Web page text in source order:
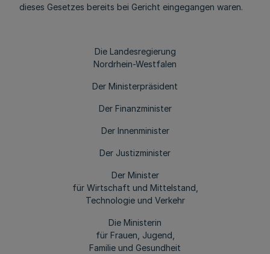
dieses Gesetzes bereits bei Gericht eingegangen waren.
Die Landesregierung
Nordrhein-Westfalen
Der Ministerpräsident
Der Finanzminister
Der Innenminister
Der Justizminister
Der Minister
für Wirtschaft und Mittelstand,
Technologie und Verkehr
Die Ministerin
für Frauen, Jugend,
Familie und Gesundheit